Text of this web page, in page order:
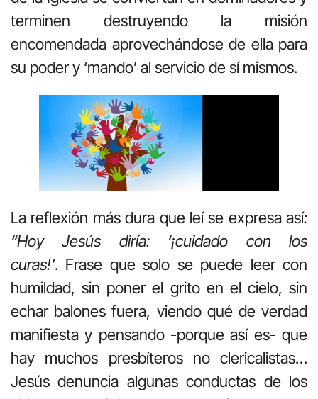
terminen destruyendo la misión
encomendada aprovechándose de ella para
su poder y ‘mando’ al servicio de sí mismos.
La reflexión más dura que leí se expresa así:
“Hoy Jesús diría: ‘¡cuidado con los
curas!’. Frase que solo se puede leer con
humildad, sin poner el grito en el cielo, sin
echar balones fuera, viendo qué de verdad
manifiesta y pensando -porque así es- que
hay muchos presbíteros no clericalistas…
Jesús denuncia algunas conductas de los